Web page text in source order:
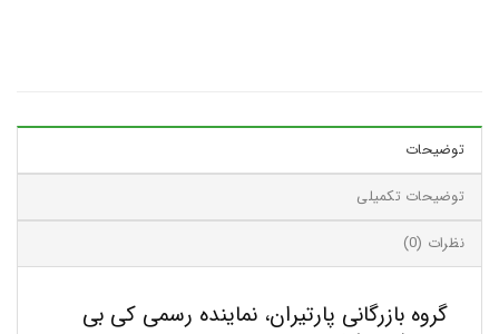
توضیحات
توضیحات تکمیلی
نظرات (0)
گروه بازرگانی پارتیران، نماینده رسمی کی بی